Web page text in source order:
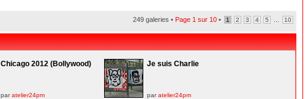
249 galeries • Page 1 sur 10 • 1 2 3 4 5 10
Chicago 2012 (Bollywood)
paratelier24pm
Je suis Charlie
paratelier24pm